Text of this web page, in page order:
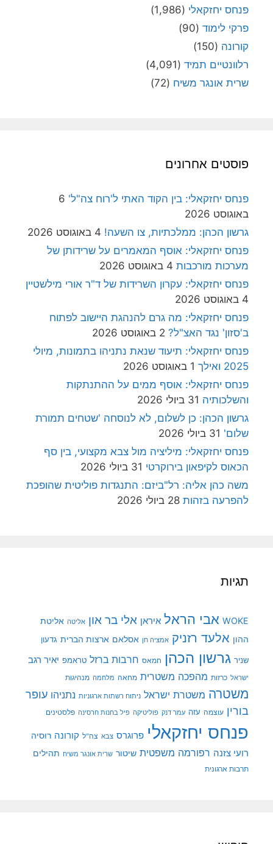
פנחס יחזקאלי (1,986)
פרקי לימוד (90)
קורונה (150)
רלוונטיים תמיד (4,091)
שרית אונגר משיח (72)
פוסטים אחרונים
פנחס יחזקאלי: בין הקוד האתי ל'רוח צה"ל' 6
באוגוסט 2026
גרשון הכהן: ממלכתיות, צו השעה! 4 באוגוסט 2026
פנחס יחזקאלי: אוסף המאמרים על שרידותן של
מערכות מורכבות 4 באוגוסט 2026
פנחס יחזקאלי: עקרון השרידות של ד"ר אורי מילשטיין
4 באוגוסט 2026
פנחס יחזקאלי: מה גרם להנהגת היישוב לפתוח
ב'סזון' נגד האצ"ל? 2 באוגוסט 2026
פנחס יחזקאלי: תיעוד שנאת נתניהו בתמונות, מיולי
2025 ואילך
1 באוגוסט 2026
פנחס יחזקאלי: אוסף ממים על ההתנתקות
והשלכותיה 31 ביולי 2026
גרשון הכהן: כן לשלום, לא לנוסחה 'שטחים תמורת
שלום' 31 ביולי 2026
פנחס יחזקאלי: מיליציה מול צבא מקצועי, בין סף
הכאוס לקיפאון בירוקרטי 31 ביולי 2026
משה כהן אליה: רל"ביזם: התנגדות פוליטית שהופכת
להפרעה בזהות 28 ביולי 2026
תגיות
WOKE אבי הראל איראן אלי בר און אליטה אליטת
ההון אלעד רזניק אמציה חן אסלאם ארצות הברית גדעון
שניר גרשון הכהן חמאס חרבות ברזל טראמפ יאיר רגב
ישראל כרזות מהפכה משטרית מחאה מלחמה מנהיגות
משטרה משטרת ישראל ניתוח רשתות ארגוניות נתניהו עופר
בורין עוצמה עזה עמר דנק פוליטיקה פיל בחנות חרסינה פלסטינים
פנחס יחזקאלי פרוגרס צבא צה"ל קורונה רוסיה
רועי צזנה רפורמה משפטית שיטור שרית אונגר משיח תהילים
תרבות ארגונית